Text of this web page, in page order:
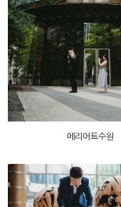
메리어트수원